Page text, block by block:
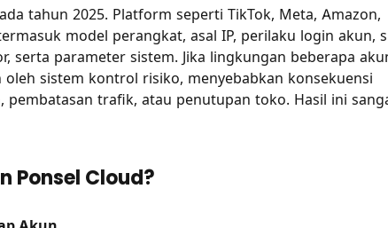
tahun 2025. Platform seperti TikTok, Meta, Amazon,
model perangkat, asal IP, perilaku login akun,
serta parameter sistem. Jika lingkungan beberapa
sistem kontrol risiko, menyebabkan konsekuensi
trafik, atau penutupan toko. Hasil ini
Ponsel Cloud?